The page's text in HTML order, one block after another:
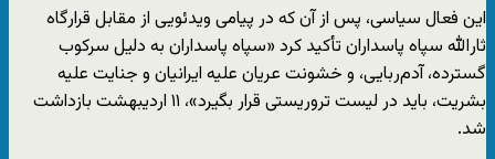
این فعال سیاسی، پس از آن که در پیامی ویدئویی از مقابل قرارگاه
ثارالله سپاه پاسداران تأکید کرد «سپاه پاسداران به دلیل سرکوب
گسترده، آدم‌ربایی، و خشونت عریان علیه ایرانیان و جنایت علیه
بشریت، باید در لیست تروریستی قرار بگیرد»، ۱۱ اردیبهشت بازداشت
شد.